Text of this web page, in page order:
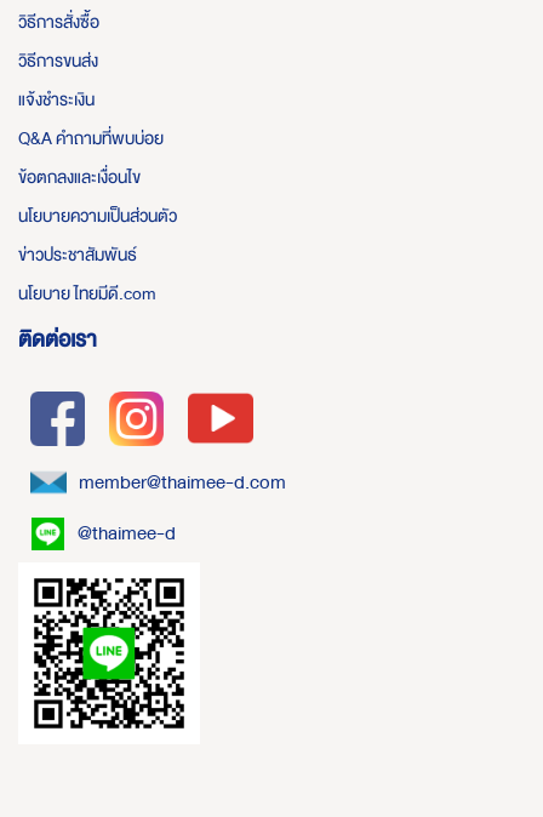
วิธีการสั่งซื้อ
วิธีการขนส่ง
แจ้งชำระเงิน
Q&A คำถามที่พบบ่อย
ข้อตกลงและเงื่อนไข
นโยบายความเป็นส่วนตัว
ข่าวประชาสัมพันธ์
นโยบาย ไทยมีดี.com
ติดต่อเรา
member@thaimee-d.com
@thaimee-d